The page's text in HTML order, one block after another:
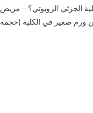
الجزئي الروبوتي؟ – مريض